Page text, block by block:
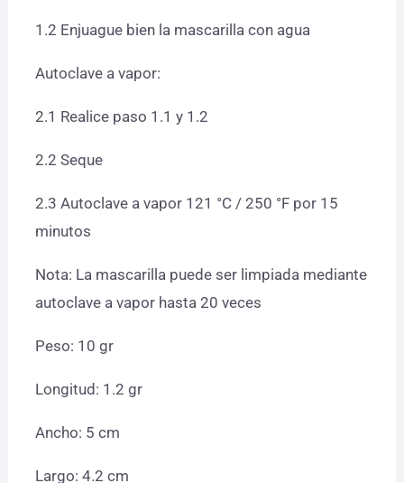
1.2 Enjuague bien la mascarilla con agua
Autoclave a vapor:
2.1 Realice paso 1.1 y 1.2
2.2 Seque
2.3 Autoclave a vapor 121 °C / 250 °F por 15
minutos
Nota: La mascarilla puede ser limpiada mediante
autoclave a vapor hasta 20 veces
Peso: 10 gr
Longitud: 1.2 gr
Ancho: 5 cm
Largo: 4.2 cm